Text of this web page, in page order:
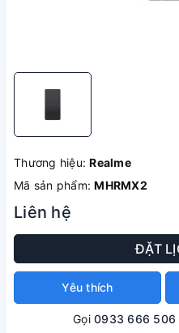
Thương hiệu:Realme
Mã sản phẩm:MHRMX2
Liên hệ
ĐẶT
Yêu thích
Gọi0933 666 506